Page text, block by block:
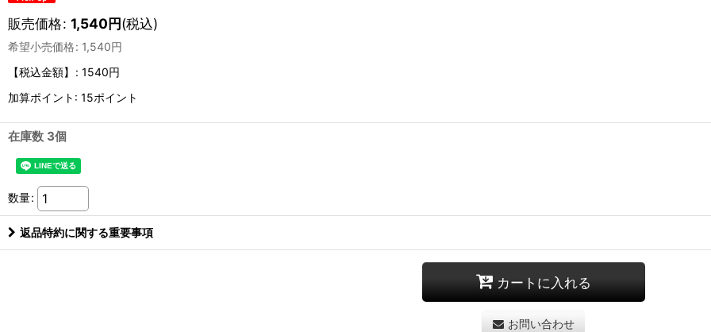
販売価格: 1,540円(税込)
希望小売価格: 1,540円
【税込金額】
: 1540円
加算ポイント: 15ポイント
在庫数 3個
数量:
返品特約に関する重要事項
カートに入れる
お問い合わせ